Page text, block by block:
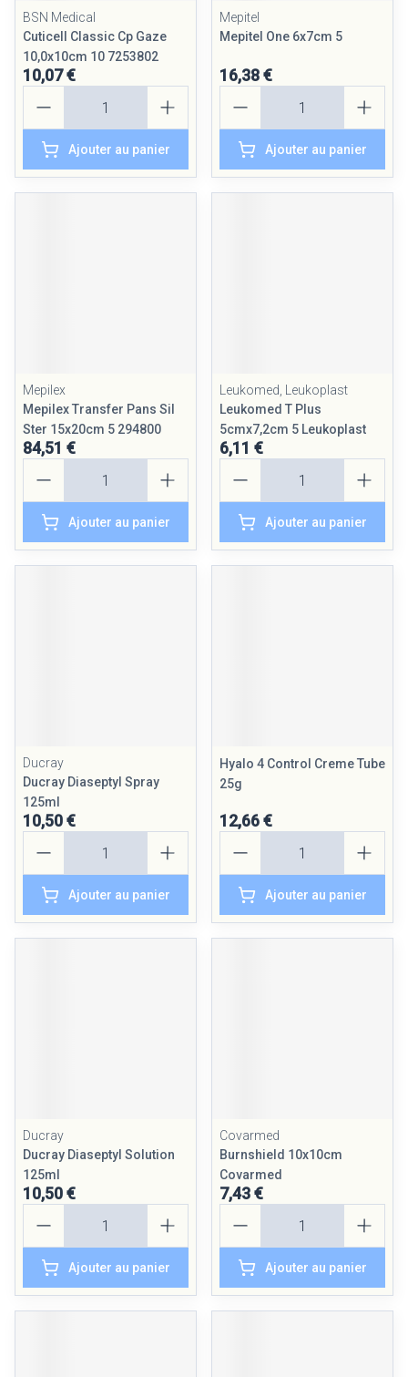
BSN Medical
Cuticell Classic Cp Gaze
10,0x10cm 10 7253802
10,07 €
Ajouter au panier
Mepitel
Mepitel One 6x7cm 5
16,38 €
Ajouter au panier
Mepilex
Mepilex Transfer Pans Sil
Ster 15x20cm 5 294800
84,51 €
Ajouter au panier
Leukomed, Leukoplast
Leukomed T Plus
5cmx7,2cm 5 Leukoplast
6,11 €
Ajouter au panier
Ducray
Ducray Diaseptyl Spray
125ml
10,50 €
Ajouter au panier
Hyalo 4 Control Creme Tube
25g
12,66 €
Ajouter au panier
Ducray
Ducray Diaseptyl Solution
125ml
10,50 €
Ajouter au panier
Covarmed
Burnshield 10x10cm
Covarmed
7,43 €
Ajouter au panier